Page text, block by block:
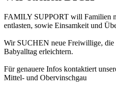
FAMILY SUPPORT will Familien
entlasten, sowie Einsamkeit und
Wir SUCHEN neue Freiwillige, die
Babyalltag erleichtern.
Für genauere Infos kontaktiert
Mittel- und Obervinschgau